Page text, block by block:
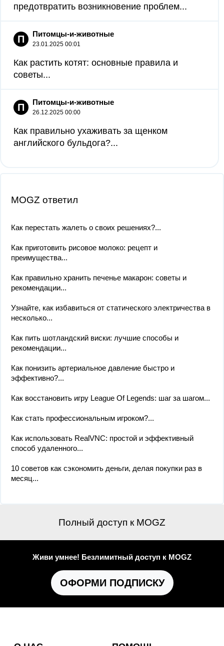
предотвратить возникновение проблем...
П Питомцы-и-животные
23.01.2025 00:01
Как растить котят: основные правила и
советы...
П Питомцы-и-животные
26.12.2025 00:00
Как правильно ухаживать за щенком
английского бульдога?...
MOGZ ответил
Как перестать жалеть о своих решениях?...
Как приготовить рисовое молоко: рецепт и
преимущества...
Как правильно хранить печенье макарон: советы и
рекомендации...
Узнайте, как избавиться от статического электричества в
несколько...
Как пить шотландский виски: лучшие способы и
рекомендации...
Как понизить артериальное давление быстро и
эффективно?...
Как восстановить игру League Of Legends: шаг за шагом...
Как стать профессиональным игроком?...
Как использовать RealVNC: простой и эффективный
способ удаленного...
10 советов как сэкономить деньги, делая покупки раз в
месяц...
Полный доступ к MOGZ
Живи умнее! Безлимитный доступ к MOGZ
ОФОРМИ ПОДПИСКУ